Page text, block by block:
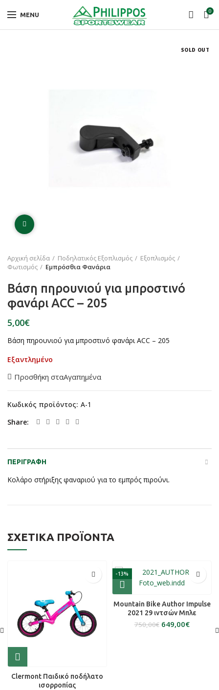
MENU 0
SOLD OUT
Αρχική σελίδα Ποδηλατικός Εξοπλισμός
Εξοπλισμός
Φωτισμός
Εμπρόσθια Φανάρια
Βάση πηρουνιού για μπροστινό
φανάρι ACC – 205
€
Βάση πηρουνιού για μπροστινό φανάρι ACC – 205
Εξαντλημένο
Προσθήκη σταΑγαπημένα
Κωδικός προϊόντος: A-1
Share
ΠΕΡΙΓΡΑΦΉ
Κολάρο στήριξης φαναριού για το εμπρός πιρούνι.
ΣΧΕΤΙΚΆ ΠΡΟΪΌΝΤΑ
Clermont Παιδικό ποδήλατο
ισορροπίας
-13%
Mountain Bike Author Impulse
2021 29 ιντσών Μπλε
750,00€ 649,00€